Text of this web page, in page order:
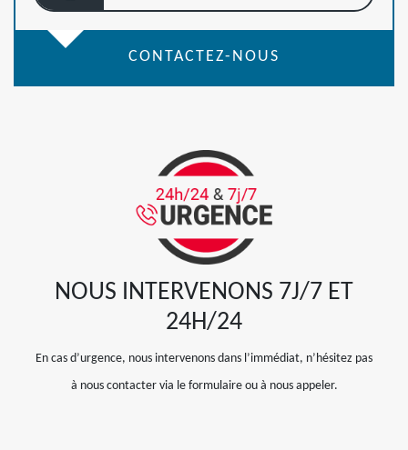
CONTACTEZ-NOUS
NOUS INTERVENONS 7J/7 ET
24H/24
En cas d’urgence, nous intervenons dans l’immédiat, n’hésitez pas
à nous contacter via le formulaire ou à nous appeler.